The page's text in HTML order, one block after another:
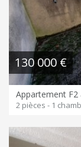
130 000 €
Appartement F2
2 pièces - 1